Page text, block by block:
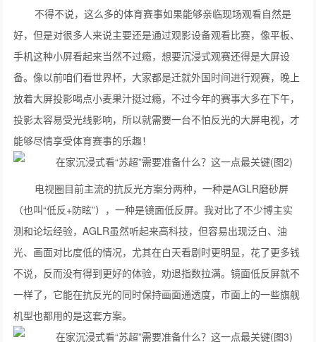
不得不说，这么多的体育赛事如果能够亲临现场观看自然是
好，但是对很多人来说主要还是通过观影设备观看比赛，像平板、
手机这种小屏看起来当然不过瘾，想要沉浸式观赛还得是大屏设
备。像以前咱们看世界杯，大家都是迁就外国时间进行观赛，晚上
放着大屏投影喝点小麦果汁挺过瘾，不过今年的赛事大多在下午，
投影太容易受光线影响，所以就需要一台不怕反光的大屏电视，才
能够尽情享受体育赛事的乐趣！
电视圈目前主流的抗反光方案分两种，一种是AGLR磨砂屏
（也叫“低反+防眩”），一种是镜面低反屏。我对比了不少博主实
测和论坛经验，AGLR虽然听起来高科技，但容易出现泛白、油
光、画面对比度低的情况，尤其在白天看剧时更明显，花了更多钱
不说，反而没有得到更好的体验，劝退指数拉满。镜面低反屏就不
一样了，它能在抗反光的同时保持画面通透度，市面上的一些旗舰
机型也都用的是这套方案。